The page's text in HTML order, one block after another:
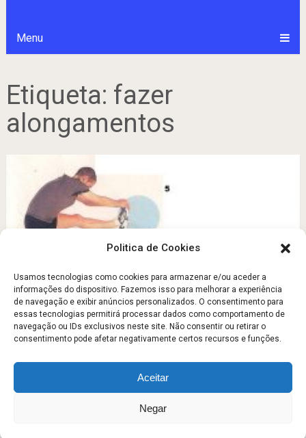
Politica de Cookies
Usamos tecnologias como cookies para armazenar e/ou aceder a
informações do dispositivo. Fazemos isso para melhorar a experiência
de navegação e exibir anúncios personalizados. O consentimento para
essas tecnologias permitirá processar dados como comportamento de
navegação ou IDs exclusivos neste site. Não consentir ou retirar o
consentimento pode afetar negativamente certos recursos e funções.
Aceitar
Negar
Menu
Etiqueta: fazer
alongamentos
O treino que menos o fará suar
Fevereiro 13, 2013
Escola FitnessCopyright © 2026.